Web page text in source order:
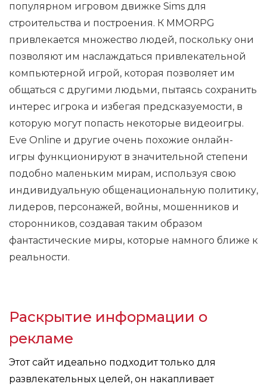
популярном игровом движке Sims для
строительства и построения. К MMORPG
привлекается множество людей, поскольку они
позволяют им наслаждаться привлекательной
компьютерной игрой, которая позволяет им
общаться с другими людьми, пытаясь сохранить
интерес игрока и избегая предсказуемости, в
которую могут попасть некоторые видеоигры.
Eve Online и другие очень похожие онлайн-
игры функционируют в значительной степени
подобно маленьким мирам, используя свою
индивидуальную общенациональную политику,
лидеров, персонажей, войны, мошенников и
сторонников, создавая таким образом
фантастические миры, которые намного ближе к
реальности.
Раскрытие информации о
рекламе
Этот сайт идеально подходит только для
развлекательных целей, он накапливает